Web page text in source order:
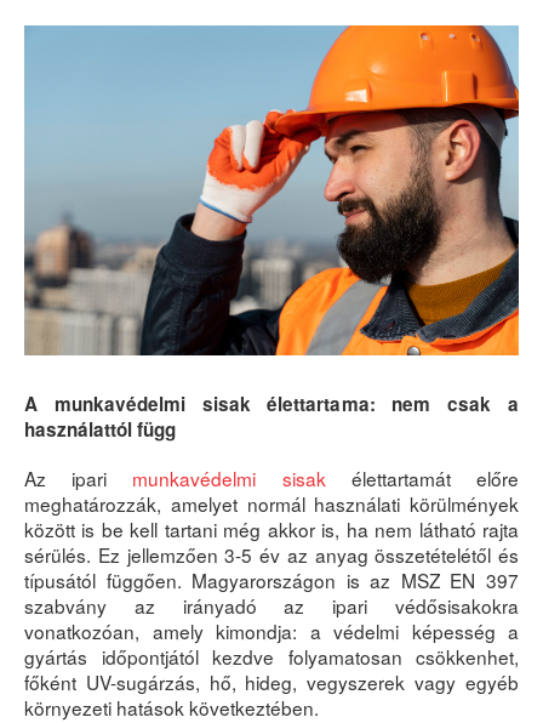
A munkavédelmi sisak élettartama: nem csak a
használattól függ
Az ipari munkavédelmi sisak élettartamát előre
meghatározzák, amelyet normál használati körülmények
között is be kell tartani még akkor is, ha nem látható rajta
sérülés. Ez jellemzően 3-5 év az anyag összetételétől és
típusától függően. Magyarországon is az MSZ EN 397
szabvány az irányadó az ipari védősisakokra
vonatkozóan, amely kimondja: a védelmi képesség a
gyártás időpontjától kezdve folyamatosan csökkenhet,
főként UV-sugárzás, hő, hideg, vegyszerek vagy egyéb
környezeti hatások következtében.